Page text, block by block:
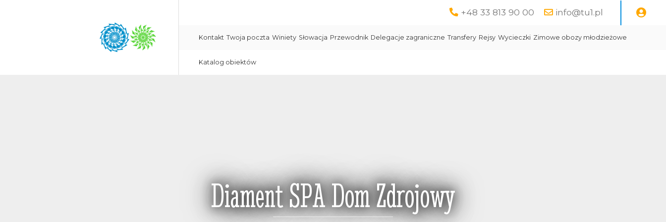
+48 33 813 90 00 info@tu1.pl
Kontakt Twoja poczta Winiety Słowacja Przewodnik Delegacje zagraniczne Transfery Rejsy Wycieczki Zimowe obozy młodzieżowe
Katalog obiektów
Diament SPA Dom Zdrojowy